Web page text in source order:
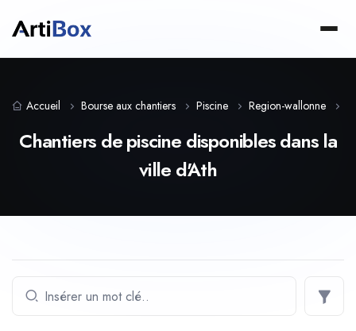
Accueil Bourse aux chantiers Piscine Region-wallonne
Chantiers de piscine disponibles dans la
ville d'Ath